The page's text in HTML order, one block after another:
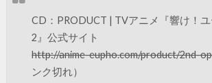
CD：PRODUCT | TVアニメ『響け！
2』公式サイト
http://anime-eupho.com/product/2nd-
ンク切れ）